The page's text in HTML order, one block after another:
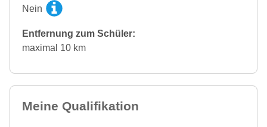
Nein
Entfernung zum Schüler:
maximal 10 km
Meine Qualifikation